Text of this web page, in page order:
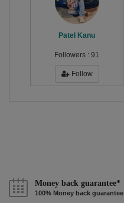
Patel Kanu
Followers : 91
Follow
Money back guarantee*
100% Money back guarantee